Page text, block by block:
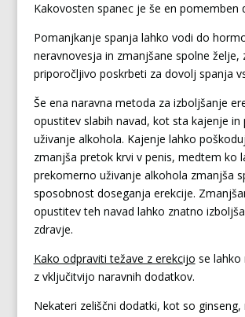
Kakovosten spanec je še en pomemben
Pomanjkanje spanja lahko vodi do
neravnovesja in zmanjšane spolne želje,
priporočljivo poskrbeti za dovolj spanja
Še ena naravna metoda za izboljšanje
opustitev slabih navad, kot sta kajenje in
uživanje alkohola. Kajenje lahko
zmanjša pretok krvi v penis, medtem ko
prekomerno uživanje alkohola zmanjša
sposobnost doseganja erekcije.
opustitev teh navad lahko znatno
zdravje.
Kako odpraviti težave z erekcijo se lahko
z vključitvijo naravnih dodatkov.
Nekateri zeliščni dodatki, kot so ginseng,